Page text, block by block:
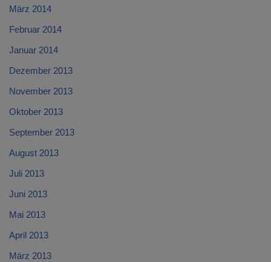
März 2014
Februar 2014
Januar 2014
Dezember 2013
November 2013
Oktober 2013
September 2013
August 2013
Juli 2013
Juni 2013
Mai 2013
April 2013
März 2013